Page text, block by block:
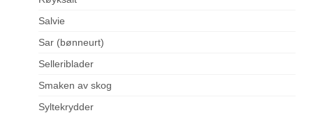
Salvie
Sar (bønneurt)
Selleriblader
Smaken av skog
Syltekrydder